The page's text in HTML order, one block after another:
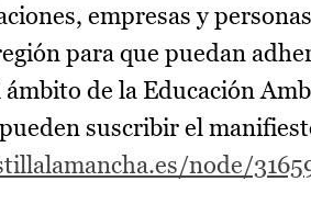
empresas y
para que puedan
de la Educación
suscribir el
node/